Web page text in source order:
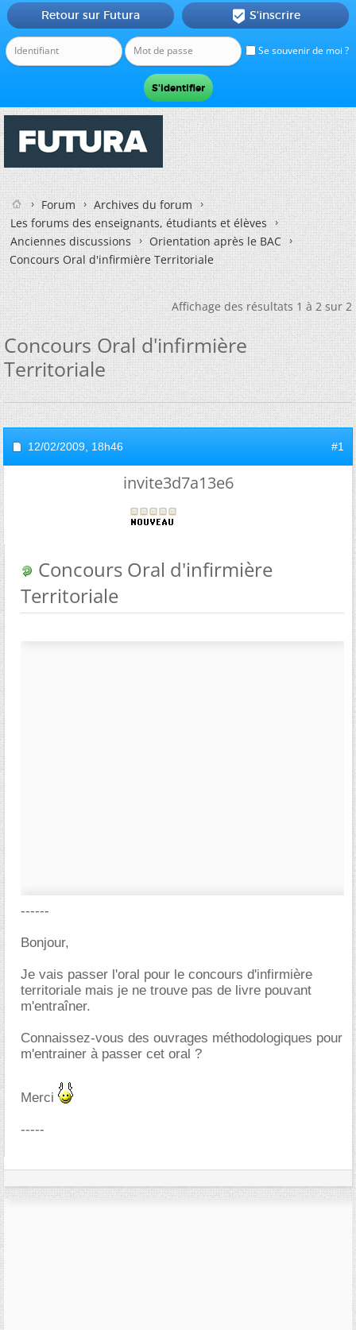
Se souvenir de moi ?
Retour sur Futura  S'inscrire
Forum
Archives du forum
Les forums des enseignants, étudiants et élèves
Anciennes discussions
Orientation après le BAC
Concours Oral d'infirmière Territoriale
Affichage des résultats 1 à 2 sur 2
Concours Oral d'infirmière
Territoriale
12/02/2009, 18h46 #1
invite3d7a13e6
Concours Oral d'infirmière
Territoriale
------
Bonjour,
Je vais passer l'oral pour le concours d'infirmière
territoriale mais je ne trouve pas de livre pouvant
m'entraîner.
Connaissez-vous des ouvrages méthodologiques pour
m'entrainer à passer cet oral ?
Merci
-----